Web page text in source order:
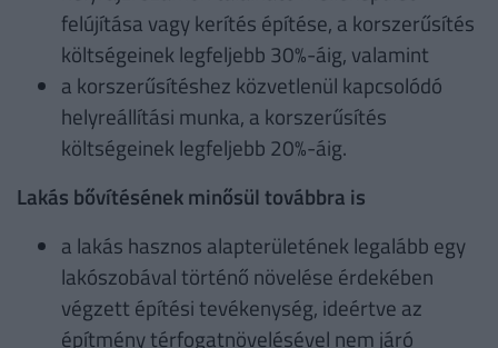
felújítása vagy kerítés építése, a korszerűsítés
költségeinek legfeljebb 30%-áig, valamint
a korszerűsítéshez közvetlenül kapcsolódó
helyreállítási munka, a korszerűsítés
költségeinek legfeljebb 20%-áig.
Lakás bővítésének minősül továbbra is
a lakás hasznos alapterületének legalább egy
lakószobával történő növelése érdekében
végzett építési tevékenység, ideértve az
építmény térfogatnövelésével nem járó